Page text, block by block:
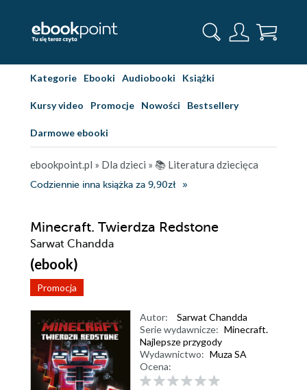
Kategorie Ebooki Audiobooki Książki
Kursy video Promocje Nowości Bestsellery
Darmowe ebooki
ebookpoint.pl » Dla dzieci » 📚 Literatura dziecięca
Codziennie inna książka za 9,90zł
Minecraft. Twierdza Redstone
Sarwat Chandda
(ebook)
Promocja
Autor:
Sarwat Chandda
Serie wydawnicze: Minecraft.
Najlepsze przygody
Wydawnictwo: Muza SA
Ocena: